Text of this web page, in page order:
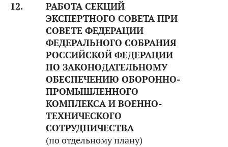
12.
РАБОТА СЕКЦИЙ
ЭКСПЕРТНОГО СОВЕТА ПРИ
СОВЕТЕ ФЕДЕРАЦИИ
ФЕДЕРАЛЬНОГО СОБРАНИЯ
РОССИЙСКОЙ ФЕДЕРАЦИИ
ПО ЗАКОНОДАТЕЛЬНОМУ
ОБЕСПЕЧЕНИЮ ОБОРОННО-
ПРОМЫШЛЕННОГО
КОМПЛЕКСА И ВОЕННО-
ТЕХНИЧЕСКОГО
СОТРУДНИЧЕСТВА
(по отдельному плану)